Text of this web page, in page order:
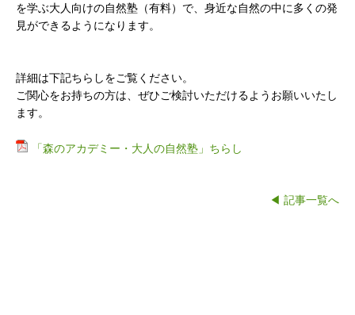
を学ぶ大人向けの自然塾（有料）で、身近な自然の中に多くの発
見ができるようになります。
詳細は下記ちらしをご覧ください。
ご関心をお持ちの方は、ぜひご検討いただけるようお願いいたし
ます。
「森のアカデミー・大人の自然塾」ちらし
◀ 記事一覧へ